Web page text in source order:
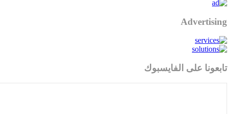
Advertising
تابعونا على الفايسبوك